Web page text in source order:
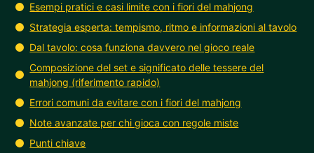
Esempi pratici e casi limite con i fiori del mahjong
Strategia esperta: tempismo, ritmo e informazioni al tavolo
Dal tavolo: cosa funziona davvero nel gioco reale
Composizione del set e significato delle tessere del
mahjong (riferimento rapido)
Errori comuni da evitare con i fiori del mahjong
Note avanzate per chi gioca con regole miste
Punti chiave